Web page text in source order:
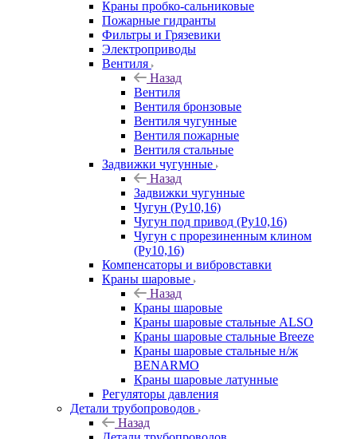
Краны пробко-сальниковые
Пожарные гидранты
Фильтры и Грязевики
Электроприводы
Вентиля
Назад
Вентиля
Вентиля бронзовые
Вентиля чугунные
Вентиля пожарные
Вентиля стальные
Задвижки чугунные
Назад
Задвижки чугунные
Чугун (Ру10,16)
Чугун под привод (Ру10,16)
Чугун с прорезиненным клином
(Ру10,16)
Компенсаторы и вибровставки
Краны шаровые
Назад
Краны шаровые
Краны шаровые стальные ALSO
Краны шаровые стальные Breeze
Краны шаровые стальные н/ж
BENARMO
Краны шаровые латунные
Регуляторы давления
Детали трубопроводов
Назад